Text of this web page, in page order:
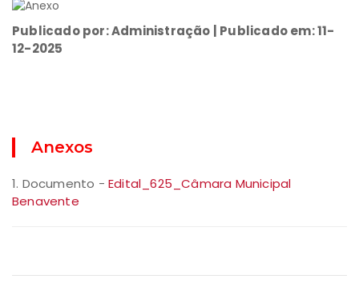
Publicado por: Administração | Publicado em: 11-
12-2025
Anexos
1. Documento - Edital_625_Câmara Municipal
Benavente